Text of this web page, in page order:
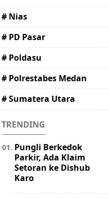
# Nias
# PD Pasar
# Poldasu
# Polrestabes Medan
# Sumatera Utara
TRENDING
Pungli Berkedok
Parkir, Ada Klaim
Setoran ke Dishub
Karo